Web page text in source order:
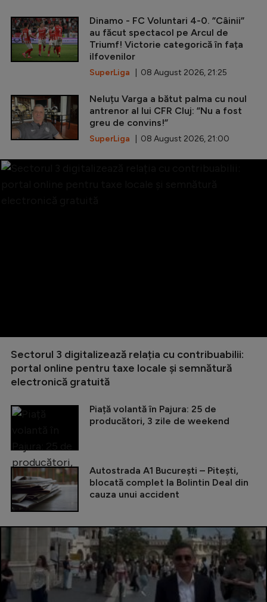
Dinamo - FC Voluntari 4-0. ”Câinii”
au făcut spectacol pe Arcul de
Triumf! Victorie categorică în fața
ilfovenilor
SuperLiga | 08 August 2026, 21:25
Neluțu Varga a bătut palma cu noul
antrenor al lui CFR Cluj: ”Nu a fost
greu de convins!”
SuperLiga | 08 August 2026, 21:00
Sectorul 3 digitalizează relația cu contribuabilii:
portal online pentru taxe locale și semnătură
electronică gratuită
Piață volantă în Pajura: 25 de
producători, 3 zile de weekend
Autostrada A1 București – Pitești,
blocată complet la Bolintin Deal din
cauza unui accident